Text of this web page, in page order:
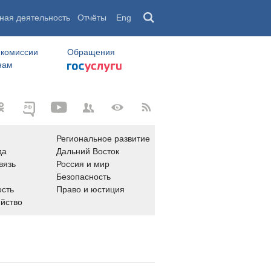
деятельность Отчёты Eng
Обращения
Региональное развитие
Дальний Восток
Россия и мир
Безопасность
Право и юстиция